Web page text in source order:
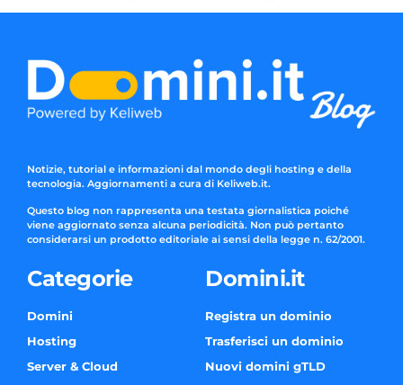
Notizie, tutorial e informazioni dal mondo degli hosting e della
tecnologia. Aggiornamenti a cura di Keliweb.it.
Questo blog non rappresenta una testata giornalistica poiché
viene aggiornato senza alcuna periodicità. Non può pertanto
considerarsi un prodotto editoriale ai sensi della legge n. 62/2001.
Categorie
Domini
Hosting
Server & Cloud
Domini.it
Registra un dominio
Trasferisci un dominio
Nuovi domini gTLD